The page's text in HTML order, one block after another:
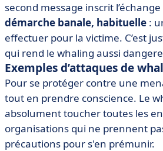
second message inscrit
démarche banale, habituelle :
effectuer pour la victime. C’est
qui rend le whaling aussi
Exemples d’attaques de
Pour se protéger contre une
tout en prendre conscience. Le
absolument toucher toutes les
organisations qui ne prennent
précautions pour s'en prémunir.